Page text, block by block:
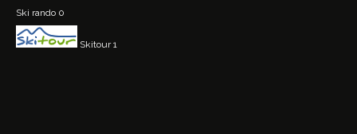
Ski rando 0
Skitour1